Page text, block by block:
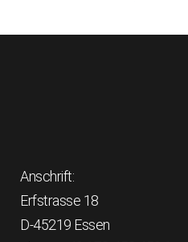
Anschrift:
Erfstrasse 18
D-45219 Essen